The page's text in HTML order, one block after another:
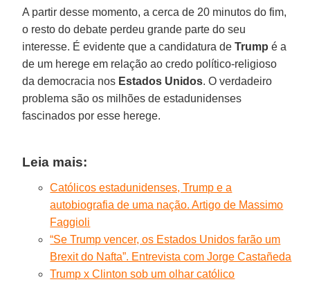
A partir desse momento, a cerca de 20 minutos do fim,
o resto do debate perdeu grande parte do seu
interesse. É evidente que a candidatura deTrump é a
de um herege em relação ao credo político-religioso
da democracia nos Estados Unidos. O verdadeiro
problema são os milhões de estadunidenses
fascinados por esse herege.
Leia mais:
Católicos estadunidenses, Trump e a
autobiografia de uma nação. Artigo de Massimo
Faggioli
“Se Trump vencer, os Estados Unidos farão um
Brexit do Nafta”. Entrevista com Jorge Castañeda
Trump x Clinton sob um olhar católico